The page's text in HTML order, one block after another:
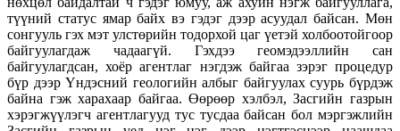
түүний статус ямар байх вэ гэдэг дээр асуудал байсан. Мөн
сонгууль гэх мэт улстөрийн тодорхой цаг үетэй холбоотойгоор
байгуулагдаж чадаагүй. Гэхдээ геомэдээллийн сан
байгуулагдсан, хоёр агентлаг нэгдэж байгаа зэрэг процедур
бүр дээр Үндэсний геологийн албыг байгуулах суурь бүрдэж
байна гэж харахаар байгаа. Өөрөөр хэлбэл, Засгийн газрын
хэрэгжүүлэгч агентлагууд тус тусдаа байсан бол мэргэжлийн